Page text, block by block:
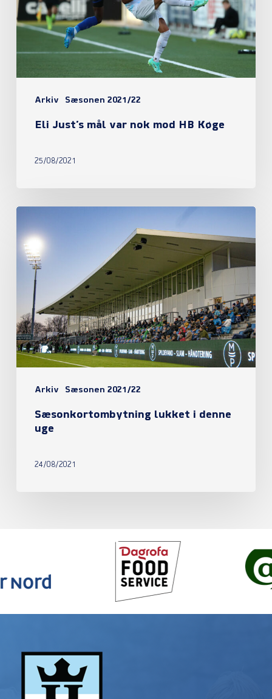
Arkiv Sæsonen 2021/22
nok
mod
Eli Just’s mål var nok mod HB Køge
25/08/2021
Arkiv Sæsonen 2021/22
lukket
denne
Sæsonkortombytning lukket i denne
uge
24/08/2021